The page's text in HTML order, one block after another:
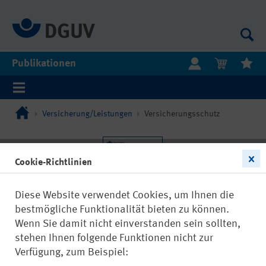
Publikationen
Versicherung/Leistungen Versicherungsschutz
Cookie-Richtlinien
Diese Website verwendet Cookies, um Ihnen die
bestmögliche Funktionalität bieten zu können.
Wenn Sie damit nicht einverstanden sein sollten,
stehen Ihnen folgende Funktionen nicht zur
Verfügung, zum Beispiel: